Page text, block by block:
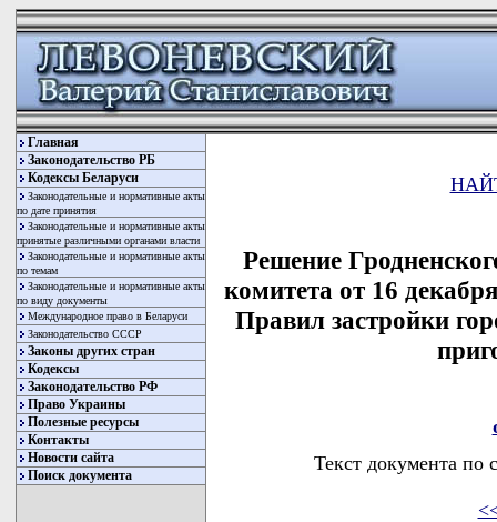
Главная
Законодательство РБ
Кодексы Беларуси
Законодательные и нормативные акты
по дате принятия
Законодательные и нормативные акты
принятые различными органами власти
Законодательные и нормативные акты
по темам
Законодательные и нормативные акты
по виду документы
Международное право в Беларуси
Законодательство СССР
Законы других стран
Кодексы
Законодательство РФ
Право Украины
Полезные ресурсы
Контакты
Новости сайта
Поиск документа
Решение
комитета от 16
Правил застройки
Текст документа по